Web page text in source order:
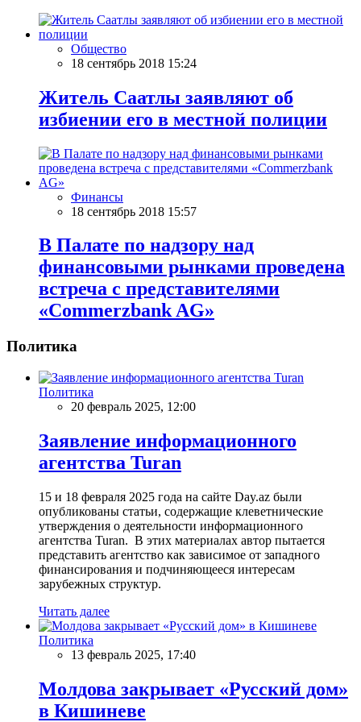
Общество
18 сентябрь 2018 15:24
Житель Саатлы заявляют об
избиении его в местной полиции
Финансы
18 сентябрь 2018 15:57
В Палате по надзору над
финансовыми рынками проведена
встреча с представителями
«Commerzbank AG»
Политика
Политика
20 февраль 2025, 12:00
Заявление информационного
агентства Turan
15 и 18 февраля 2025 года на сайте Day.az были
опубликованы статьи, содержащие клеветнические
утверждения о деятельности информационного
агентства Turan. В этих материалах автор пытается
представить агентство как зависимое от западного
финансирования и подчиняющееся интересам
зарубежных структур.
Читать далее
Политика
13 февраль 2025, 17:40
Молдова закрывает «Русский дом»
в Кишиневе